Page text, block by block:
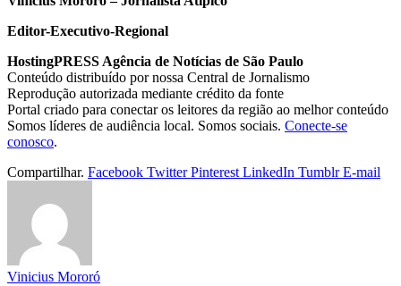
Editor-Executivo-Regional
HostingPRESS Agência de Notícias de São Paulo
Conteúdo distribuído por nossa Central de Jornalismo
Reprodução autorizada mediante crédito da fonte
Portal criado para conectar os leitores da região ao melhor conteúdo
Somos líderes de audiência local. Somos sociais. Conecte-se
conosco.
Compartilhar. Facebook Twitter Pinterest LinkedIn Tumblr E-mail
Vinicius Mororó